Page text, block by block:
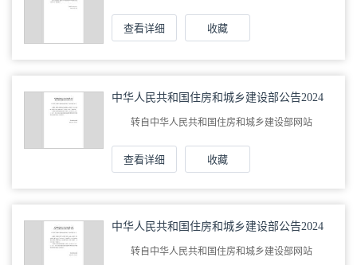
查看详细
收藏
中华人民共和国住房和城乡建设部公告2024
准《施工现场建筑垃圾减量化技术标准》的
转自中华人民共和国住房和城乡建设部网站
查看详细 收藏
中华人民共和国住房和城乡建设部公告2024
准《粪便处理厂运行维护及其安全技术标
转自中华人民共和国住房和城乡建设部网站